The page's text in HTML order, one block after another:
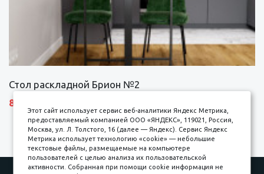
Стол раскладной Брион №2
8690 р.
Этот сайт использует сервис веб-аналитики Яндекс Метрика,
предоставляемый компанией ООО «ЯНДЕКС», 119021, Россия,
Москва, ул. Л. Толстого, 16 (далее — Яндекс). Сервис Яндекс
Метрика использует технологию «cookie» — небольшие
текстовые файлы, размещаемые на компьютере
пользователей с целью анализа их пользовательской
активности. Собранная при помощи cookie информация не